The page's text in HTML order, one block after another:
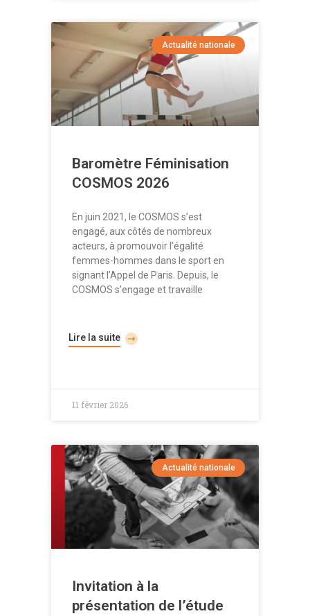
Actualité nationale
Baromètre Féminisation
COSMOS 2026
En juin 2021, le COSMOS s’est
engagé, aux côtés de nombreux
acteurs, à promouvoir l’égalité
femmes-hommes dans le sport en
signant l’Appel de Paris. Depuis, le
COSMOS s’engage et travaille
Lire la suite
11 février 2026
Actualité nationale
Invitation à la
présentation de l’étude